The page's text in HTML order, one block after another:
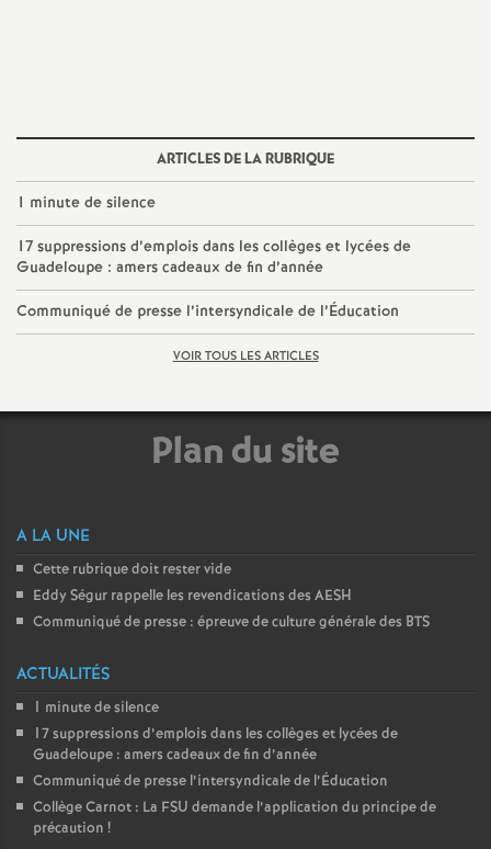
e
n
t
s
d
e
o
n
d
d
ARTICLES DE LA RUBRIQUE
1 minute de silence
17 suppressions d’emplois dans les collèges et lycées de
Guadeloupe : amers cadeaux de fin d’année
Communiqué de presse l’intersyndicale de l’Éducation
VOIR TOUS LES ARTICLES
Plan du site
A LA UNE
Cette rubrique doit rester vide
Eddy Ségur rappelle les revendications des AESH
Communiqué de presse : épreuve de culture générale des BTS
ACTUALITÉS
1 minute de silence
17 suppressions d’emplois dans les collèges et lycées de
Guadeloupe : amers cadeaux de fin d’année
Communiqué de presse l’intersyndicale de l’Éducation
Collège Carnot : La FSU demande l’application du principe de
précaution !